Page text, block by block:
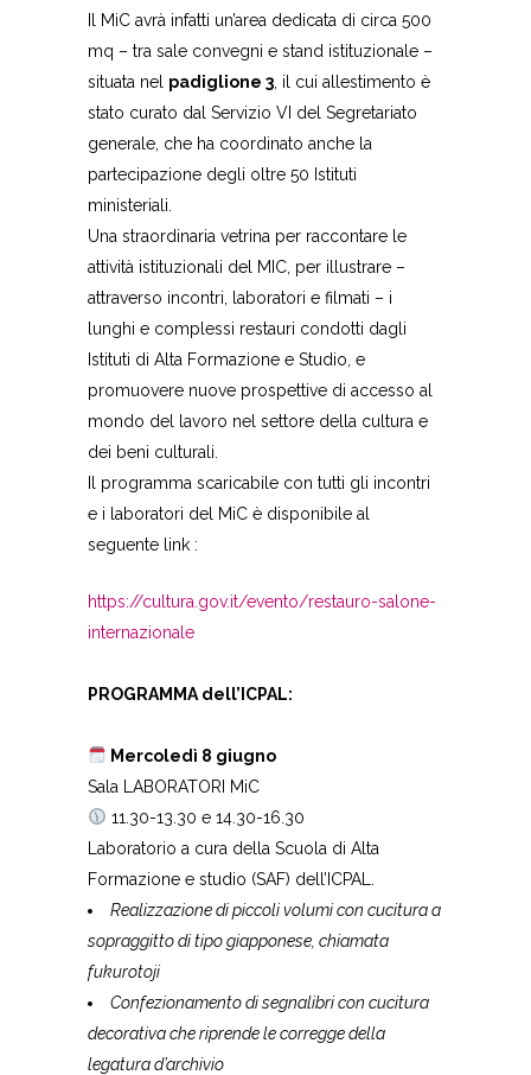
Il MiC avrà infatti un’area dedicata di circa 500
mq – tra sale convegni e stand istituzionale –
situata nel padiglione 3 , il cui allestimento è
stato curato dal Servizio VI del Segretariato
generale, che ha coordinato anche la
partecipazione degli oltre 50 Istituti
ministeriali.
Una straordinaria vetrina per raccontare le
attività istituzionali del MIC, per illustrare –
attraverso incontri, laboratori e filmati – i
lunghi e complessi restauri condotti dagli
Istituti di Alta Formazione e Studio, e
promuovere nuove prospettive di accesso al
mondo del lavoro nel settore della cultura e
dei beni culturali.
Il programma scaricabile con tutti gli incontri
e i laboratori del MiC è disponibile al
seguente link :
https://cultura.gov.it/evento/restauro-salone-
internazionale
PROGRAMMA dell’ICPAL:
Mercoledì 8 giugno
Sala LABORATORI MiC
11.30-13.30 e 14.30-16.30
Laboratorio a cura della Scuola di Alta
Formazione e studio (SAF) dell’ICPAL.
Realizzazione di piccoli volumi con cucitura a
sopraggitto di tipo giapponese, chiamata
fukurotoji
Confezionamento di segnalibri con cucitura
decorativa che riprende lecorregge della
legatura d’archivio